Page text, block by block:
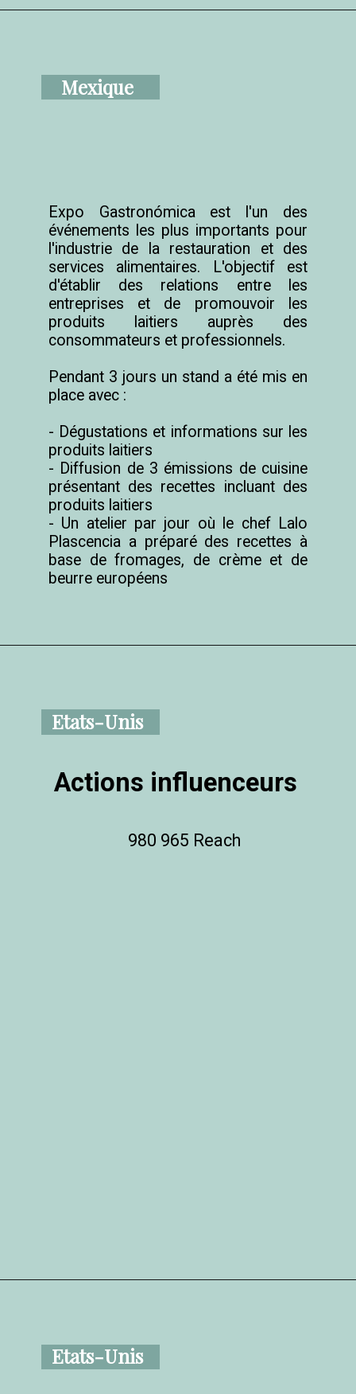
Mexique
Expo Gastronómica est l'un des
événements les plus importants pour
l'industrie de la restauration et des
services alimentaires. L'objectif est
d'établir des relations entre les
entreprises et de promouvoir les
produits laitiers auprès des
consommateurs et professionnels.
Pendant 3 jours un stand a été mis en
place avec :
- Dégustations et informations sur les
produits laitiers
- Diffusion de 3 émissions de cuisine
présentant des recettes incluant des
produits laitiers
- Un atelier par jour où le chef Lalo
Plascencia a préparé des recettes à
base de fromages, de crème et de
beurre européens
Etats-Unis
Actions influenceurs
980 965 Reach
Etats-Unis